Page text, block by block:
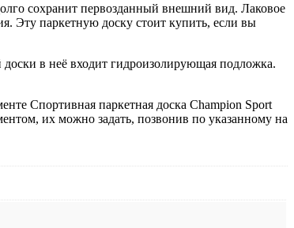
сохранит первозданный внешний вид. Лаковое
Эту паркетную доску стоит купить, если вы
в неё входит гидроизолирующая подложка.
Спортивная паркетная доска Champion Sport
их можно задать, позвонив по указанному на